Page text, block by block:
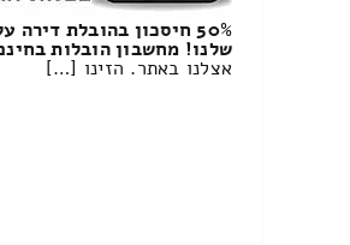
50% חיסכון בהובלת
שלנו! מחשבון הובלות
אצלנו באתר. הזינו […]